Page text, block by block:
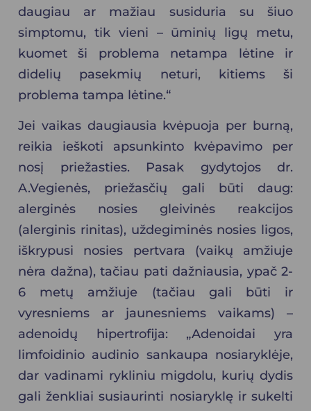
daugiau ar mažiau susiduria su šiuo
simptomu, tik vieni – ūminių ligų metu,
kuomet ši problema netampa lėtine ir
didelių pasekmių neturi, kitiems ši
problema tampa lėtine.“
Jei vaikas daugiausia kvėpuoja per burną,
reikia ieškoti apsunkinto kvėpavimo per
nosį priežasties. Pasak gydytojos dr.
A.Vegienės, priežasčių gali būti daug:
alerginės nosies gleivinės reakcijos
(alerginis rinitas), uždegiminės nosies ligos,
iškrypusi nosies pertvara (vaikų amžiuje
nėra dažna), tačiau pati dažniausia, ypač 2-
6 metų amžiuje (tačiau gali būti ir
vyresniems ar jaunesniems vaikams) –
adenoidų hipertrofija: „Adenoidai yra
limfoidinio audinio sankaupa nosiaryklėje,
dar vadinami rykliniu migdolu, kurių dydis
gali ženkliai susiaurinti nosiaryklę ir sukelti